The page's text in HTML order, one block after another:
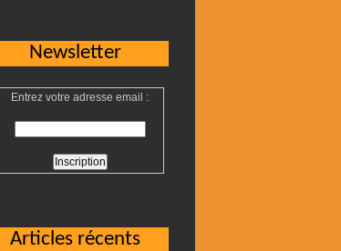
Newsletter
Entrez votre adresse email :
Articles récents